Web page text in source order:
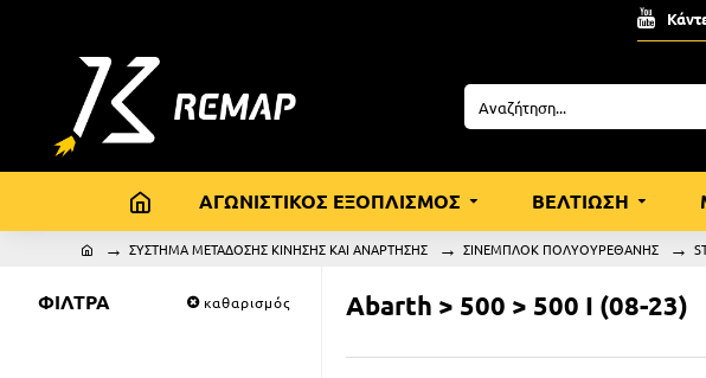
ΑΓΩΝΙΣΤΙΚΟΣ ΕΞΟΠΛΙΣΜΟΣ ΒΕΛΤΙΩΣΗ
ΣΥΣΤΗΜΑ ΜΕΤΑΔΟΣΗΣ ΚΙΝΗΣΗΣ ΚΑΙ ΑΝΑΡΤΗΣΗΣ ΣΙΝΕΜΠΛΟΚ ΠΟΛΥΟΥΡΕΘΑΝΗΣ
ΦΙΛΤΡΑ καθαρισμός Abarth > 500 > 500 I (08-23)